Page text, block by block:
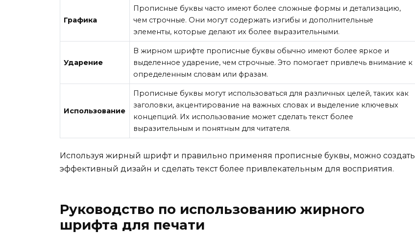
Графика
Прописные буквы часто имеют более сложные формы и детализацию,
чем строчные. Они могут содержать изгибы и дополнительные
элементы, которые делают их более выразительными.
Ударение
В жирном шрифте прописные буквы обычно имеют более яркое и
выделенное ударение, чем строчные. Это помогает привлечь внимание к
определенным словам или фразам.
Использование
Прописные буквы могут использоваться для различных целей, таких как
заголовки, акцентирование на важных словах и выделение ключевых
концепций. Их использование может сделать текст более
выразительным и понятным для читателя.
Используя жирный шрифт и правильно применяя прописные буквы, можно создать
эффективный дизайн и сделать текст более привлекательным для восприятия.
Руководство по использованию жирного
шрифта для печати